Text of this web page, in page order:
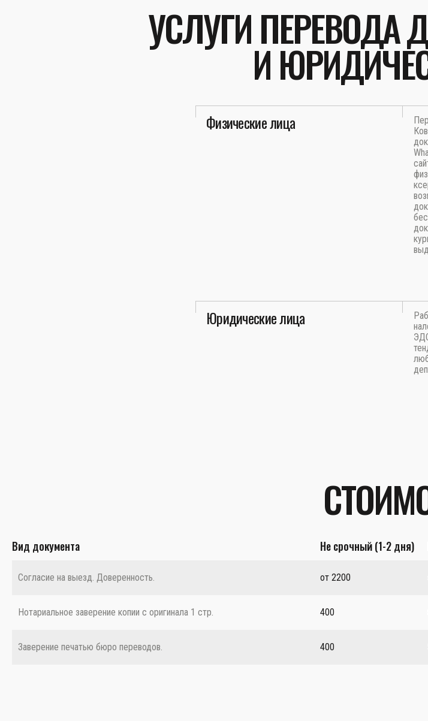
УСЛУГИ ПЕРЕВОДА
И
Физические лица
Юридические лица
Вид документа Не срочный (1-2 дня)
Согласие на выезд. Доверенность. от 2200
Нотариальное заверение копии с оригинала 1 стр. 400
Заверение печатью бюро переводов. 400